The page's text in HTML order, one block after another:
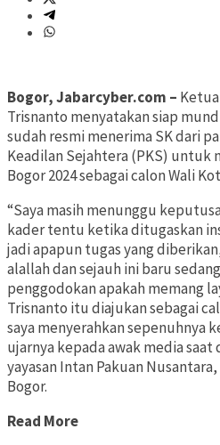
Bogor, Jabarcyber.com –
Trisnanto menyatakan siap
sudah resmi menerima SK dari
Keadilan Sejahtera (PKS) untuk
Bogor 2024 sebagai calon Wali
“Saya masih menunggu
kader tentu ketika ditugaskan
jadi apapun tugas yang
alallah dan sejauh ini baru
penggodokan apakah memang
Trisnanto itu diajukan sebagai
saya menyerahkan sepenuhnya
ujarnya kepada awak media
yayasan Intan Pakuan
Bogor.
Read More